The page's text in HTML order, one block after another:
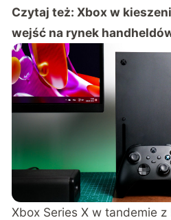
Czytaj też:Xbox w
wejść na rynek
Xbox Series X w tandemie z